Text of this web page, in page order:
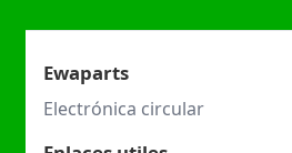
Ewaparts
Electrónica circular